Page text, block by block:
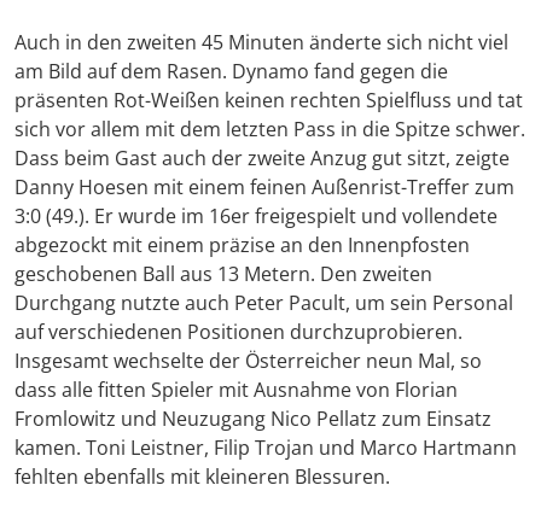
Auch in den zweiten 45 Minuten änderte sich nicht viel
am Bild auf dem Rasen. Dynamo fand gegen die
präsenten Rot-Weißen keinen rechten Spielfluss und tat
sich vor allem mit dem letzten Pass in die Spitze schwer.
Dass beim Gast auch der zweite Anzug gut sitzt, zeigte
Danny Hoesen mit einem feinen Außenrist-Treffer zum
3:0 (49.). Er wurde im 16er freigespielt und vollendete
abgezockt mit einem präzise an den Innenpfosten
geschobenen Ball aus 13 Metern. Den zweiten
Durchgang nutzte auch Peter Pacult, um sein Personal
auf verschiedenen Positionen durchzuprobieren.
Insgesamt wechselte der Österreicher neun Mal, so
dass alle fitten Spieler mit Ausnahme von Florian
Fromlowitz und Neuzugang Nico Pellatz zum Einsatz
kamen. Toni Leistner, Filip Trojan und Marco Hartmann
fehlten ebenfalls mit kleineren Blessuren.